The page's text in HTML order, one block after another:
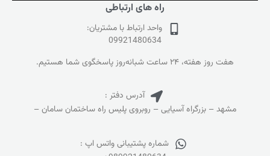
راه های ارتباطی
واحد ارتباط با مشتریان:
09921480634
هفت روز هفته، ۲۴ ساعت شبانه‌روز پاسخگوی شما هستیم.
آدرس دفتر :
مشهد – بزرگراه آسیایی – روبروی پلیس راه ساختمان سامان –
شماره پشتیبانی واتس اپ :